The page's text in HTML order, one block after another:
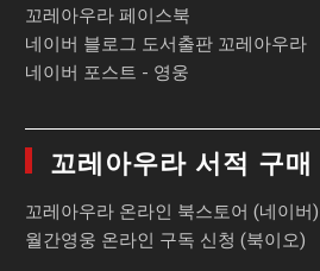
꼬레아우라 페이스북
네이버 블로그 도서출판 꼬레아우라
네이버 포스트 - 영웅
꼬레아우라 서적 구매
꼬레아우라 온라인 북스토어 (네이버)
월간영웅 온라인 구독 신청 (북이오)